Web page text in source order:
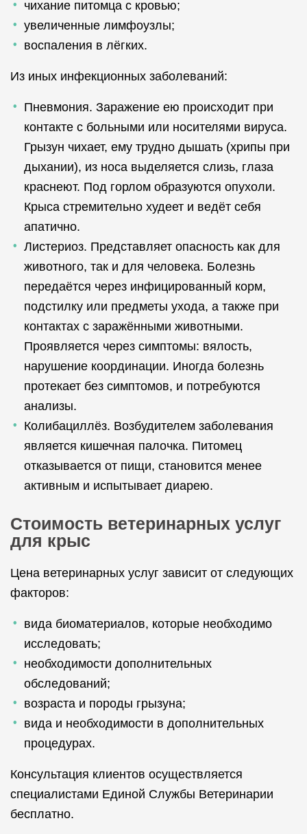
чихание питомца с кровью;
увеличенные лимфоузлы;
воспаления в лёгких.
Из иных инфекционных заболеваний:
Пневмония. Заражение ею происходит при
контакте с больными или носителями вируса.
Грызун чихает, ему трудно дышать (хрипы при
дыхании), из носа выделяется слизь, глаза
краснеют. Под горлом образуются опухоли.
Крыса стремительно худеет и ведёт себя
апатично.
Листериоз. Представляет опасность как для
животного, так и для человека. Болезнь
передаётся через инфицированный корм,
подстилку или предметы ухода, а также при
контактах с заражёнными животными.
Проявляется через симптомы: вялость,
нарушение координации. Иногда болезнь
протекает без симптомов, и потребуются
анализы.
Колибациллёз. Возбудителем заболевания
является кишечная палочка. Питомец
отказывается от пищи, становится менее
активным и испытывает диарею.
Стоимость ветеринарных услуг
для крыс
Цена ветеринарных услуг зависит от следующих
факторов:
вида биоматериалов, которые необходимо
исследовать;
необходимости дополнительных
обследований;
возраста и породы грызуна;
вида и необходимости в дополнительных
процедурах.
Консультация клиентов осуществляется
специалистами Единой Службы Ветеринарии
бесплатно.